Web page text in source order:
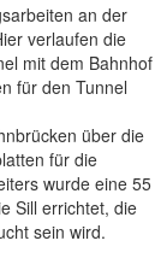
an der
verlaufen die
mit dem Bahnhof
für den Tunnel
über die
für die
wurde eine 55
Sill errichtet, die
sein wird.